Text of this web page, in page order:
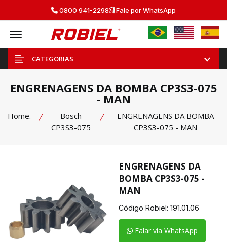
0800 941-2298 Fale por WhatsApp
Offcanvas Menu Open
CATEGORIAS
ENGRENAGENS DA BOMBA CP3S3-075
- MAN
Home.
Bosch
CP3S3-075
ENGRENAGENS DA BOMBA
CP3S3-075 - MAN
ENGRENAGENS DA
BOMBA CP3S3-075 -
MAN
Código Robiel: 191.01.06
Falar via WhatsApp